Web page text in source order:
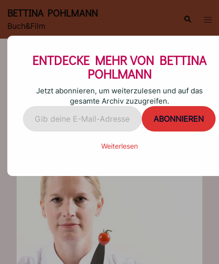
Inhalt
springen
BETTINA POHLMANN
Buch&Film
Suche
DIE STERNEKÖCHIN –
CORNELIA POLETTO
ENTDECKE MEHR VON BETTINA
POHLMANN
Jetzt abonnieren, um weiterzulesen und auf das
gesamte Archiv zuzugreifen.
Gib
deine
E-
ABONNIEREN
Weiterlesen